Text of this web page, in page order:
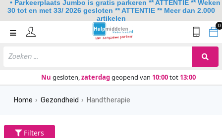
0
Nu gesloten,zaterdaggeopend van 10:00tot 13:00
Home
Lezen en schrijven
Home › Gezondheid › Handtherapie
Filters
• Parkeerplaats Jumbo is gratis parkeren ** ATTENTIE ** Weken
30 tot en met 33/ 2026 gesloten ** ATTENTIE ** Meer dan 2.000
artikelen